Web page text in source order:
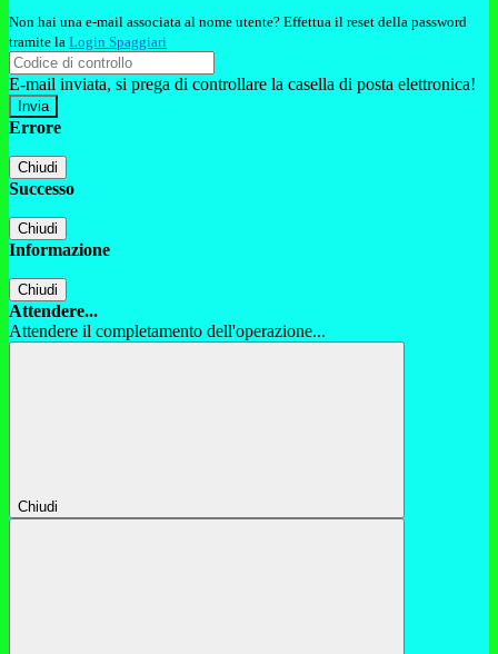
Non hai una e-mail associata al nome utente? Effettua il reset della password
tramite la Login Spaggiari
E-mail inviata, si prega di controllare la casella di posta elettronica!
Errore
Chiudi
Successo
Chiudi
Informazione
Chiudi
Attendere...
Attendere il completamento dell'operazione...
Chiudi